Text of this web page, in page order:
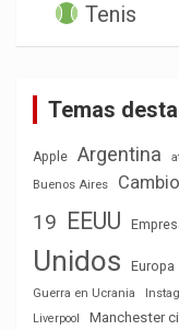
Tenis
Temas
Apple Argentina
Buenos Aires
19
EEUU
Unidos
Europa
Guerra en Ucrania
Liverpool Manchester